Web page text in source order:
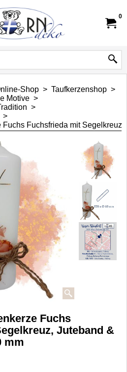
0
Shop > Taufkerzenshop >
Motive >
>
>
Fuchs Fuchsfrieda mit
Fuchs
Juteband &
mm